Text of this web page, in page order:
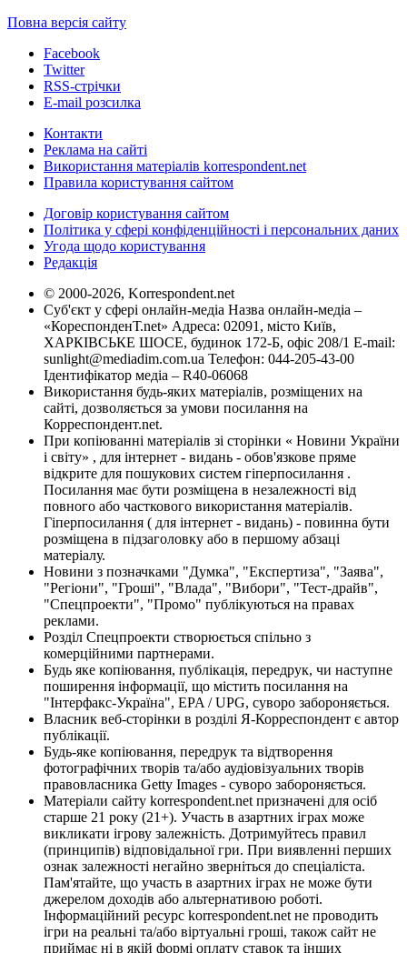
Повна версія сайту
Facebook
Twitter
RSS-стрічки
E-mail розсилка
Контакти
Реклама на сайті
Використання матеріалів korrespondent.net
Правила користування сайтом
Договір користування сайтом
Політика у сфері конфіденційності і персональних даних
Угода щодо користування
Редакція
© 2000-2026, Korrespondent.net
Суб'єкт у сфері онлайн-медіа Назва онлайн-медіа –
«КореспонденТ.net» Адреса: 02091, місто Київ,
ХАРКІВСЬКЕ ШОСЕ, будинок 172-Б, офіс 208/1 E-mail:
sunlight@mediadim.com.ua Телефон: 044-205-43-00
Ідентифікатор медіа – R40-06068
Використання будь-яких матеріалів, розміщених на
сайті, дозволяється за умови посилання на
Корреспондент.net.
При копіюванні матеріалів зі сторінки « Новини України
і світу» , для інтернет - видань - обов'язкове пряме
відкрите для пошукових систем гіперпосилання .
Посилання має бути розміщена в незалежності від
повного або часткового використання матеріалів.
Гіперпосилання ( для інтернет - видань) - повинна бути
розміщена в підзаголовку або в першому абзаці
матеріалу.
Новини з позначками "Думка", "Експертиза", "Заява",
"Регіони", "Гроші", "Влада", "Вибори", "Тест-драйв",
"Спецпроекти", "Промо" публікуються на правах
реклами.
Розділ Спецпроекти створюється спільно з
комерційними партнерами.
Будь яке копіювання, публікація, передрук, чи наступне
поширення інформації, що містить посилання на
"Інтерфакс-Україна", EPA / UPG, суворо забороняється.
Власник веб-сторінки в розділі Я-Корреспондент є автор
публікації.
Будь-яке копіювання, передрук та відтворення
фотографічних творів та/або аудіовізуальних творів
правовласника Getty Images - суворо забороняється.
Матеріали сайту korrespondent.net призначені для осіб
старше 21 року (21+). Участь в азартних іграх може
викликати ігрову залежність. Дотримуйтесь правил
(принципів) відповідальної гри. При виявленні перших
ознак залежності негайно зверніться до спеціаліста.
Пам'ятайте, що участь в азартних іграх не може бути
джерелом доходів або альтернативою роботі.
Інформаційний ресурс korrespondent.net не проводить
ігри на реальні та/або віртуальні гроші, також сайт не
приймає ні в якій формі оплату ставок та інших